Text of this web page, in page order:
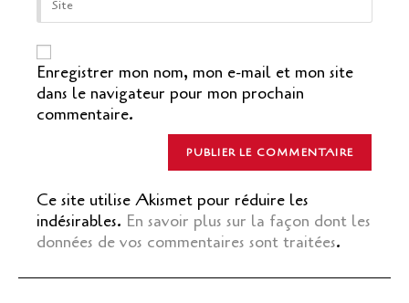
comment
l’URL
de
votre
site
(facultatif)
Enregistrer mon nom, mon e-mail et mon site
dans le navigateur pour mon prochain
commentaire.
Ce site utilise Akismet pour réduire les
indésirables. En savoir plus sur la façon dont les
données de vos commentaires sont traitées.